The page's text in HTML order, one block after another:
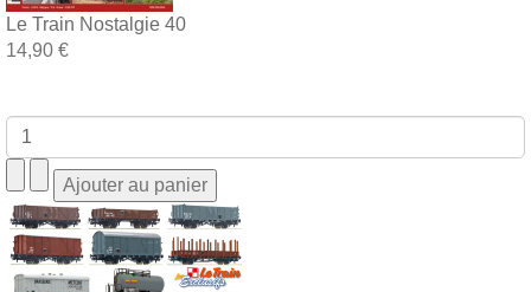
Le Train Nostalgie 40
14,90 €